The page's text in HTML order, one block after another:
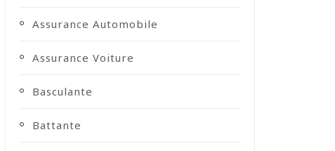
Assurance Automobile
Assurance Voiture
Basculante
Battante